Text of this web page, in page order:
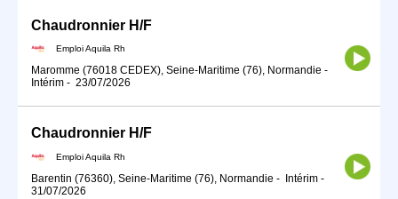
Chaudronnier H/F
Emploi Aquila Rh
Maromme (76018 CEDEX), Seine-Maritime (76), Normandie -
Intérim - 23/07/2026
Chaudronnier H/F
Emploi Aquila Rh
Barentin (76360), Seine-Maritime (76), Normandie - Intérim -
31/07/2026